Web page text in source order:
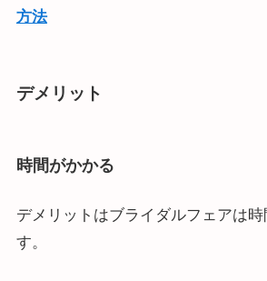
方法
デメリット
時間がかかる
デメリットはブライダルフェアは
す。